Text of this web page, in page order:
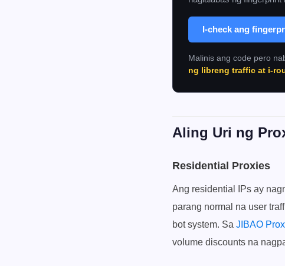
I-check ang
Malinis ang code pero
ng libreng traffic at i-
Aling Uri ng
Residential Proxies
Ang residential IPs ay
parang normal na user
bot system. Sa JIBAO
volume discounts na